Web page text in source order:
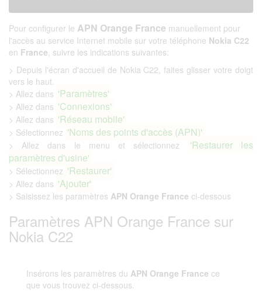
Pour configurer le APN Orange France manuellement pour
l'accès au service Internet mobile sur votre téléphone Nokia C22
en France, suivre les indications suivantes:
> Depuis l'écran d'accueil de Nokia C22, faites glisser votre doigt
vers le haut.
> Allez dans 'Paramètres'
> Allez dans 'Connexions'
> Allez dans 'Réseau mobile'
> Sélectionnez 'Noms des points d'accès (APN)'
> Allez dans le menu et sélectionnez
'Restaurer les
paramètres d'usine'
> Sélectionnez 'Restaurer'
> Allez dans 'Ajouter'
> Saisissez les paramètres APN Orange France ci-dessous
Paramètres APN Orange France sur
Nokia C22
Insérons les paramètres du APN Orange France ce
que vous trouvez ci-dessous.